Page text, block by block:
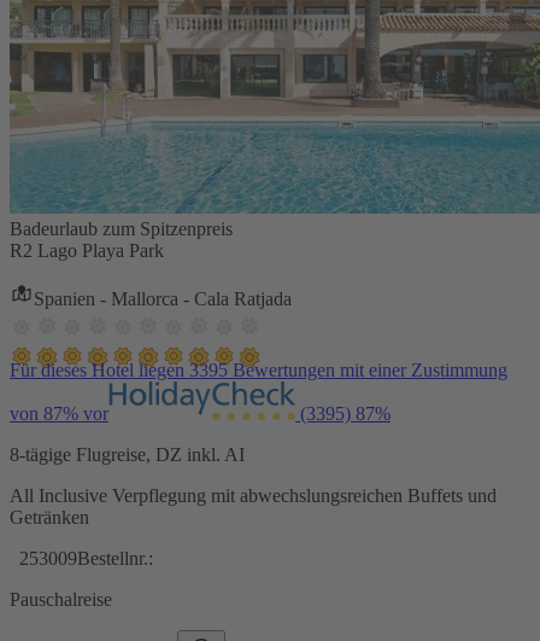
Badeurlaub zum Spitzenpreis
R2 Lago Playa Park
Spanien - Mallorca - Cala Ratjada
Für dieses Hotel liegen 3395 Bewertungen mit einer Zustimmung
von 87% vor (3395) 87%
8-tägige Flugreise, DZ inkl. AI
All Inclusive Verpflegung mit abwechslungsreichen Buffets und
Getränken
253009Bestellnr.:
Pauschalreise